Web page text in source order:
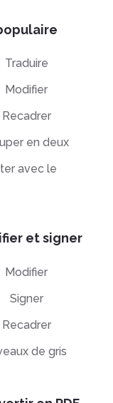
Traduire
Modifier
Recadrer
en deux
avec le
et signer
Modifier
Signer
Recadrer
de gris